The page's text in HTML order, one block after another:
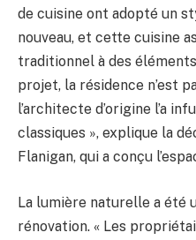
de cuisine ont adopté un
nouveau, et cette cuisine
traditionnel à des
projet, la résidence n’est
l’architecte d’origine l’a
classiques », explique la
Flanigan, qui a conçu
La lumière naturelle a été
rénovation. « Les